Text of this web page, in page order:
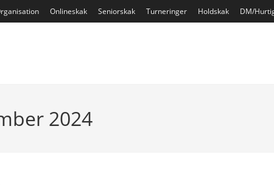
Onlineskak Seniorskak Turneringer Holdskak DM/
2024